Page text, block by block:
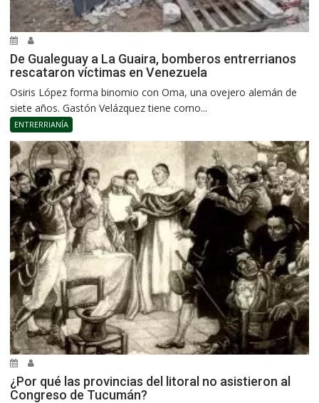
De Gualeguay a La Guaira, bomberos entrerrianos
rescataron víctimas en Venezuela
Osiris López forma binomio con Oma, una ovejero alemán de
siete años. Gastón Velázquez tiene como...
ENTRERRIANÍA
¿Por qué las provincias del litoral no asistieron al
Congreso de Tucumán?